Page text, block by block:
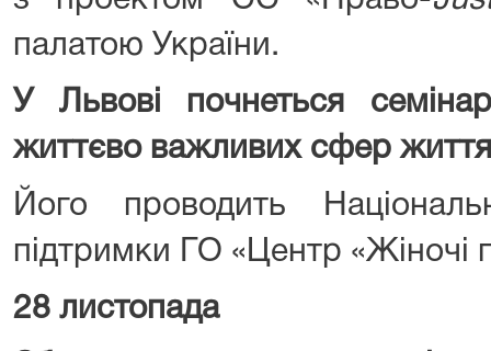
палатою України.
У Львові почнеться
життєво важливих сфер життя
Його проводить
підтримки ГО «Центр «Жіночі
28 листопада